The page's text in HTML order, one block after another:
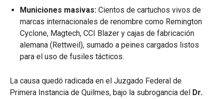
Municiones masivas: Cientos de cartuchos vivos de
marcas internacionales de renombre como Remington
Cyclone, Magtech, CCI Blazer y cajas de fabricación
alemana (Rettweil), sumado a peines cargados listos
para el uso de fusiles tácticos.
La causa quedó radicada en el Juzgado Federal de
Primera Instancia de Quilmes, bajo la subrogancia del Dr.